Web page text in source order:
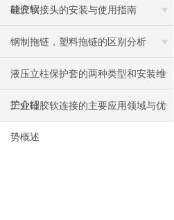
能介绍
硅胶软接头的安装与使用指南
钢制拖链，塑料拖链的区别分析
液压立柱保护套的两种类型和安装维
护介绍
工业硅胶软连接的主要应用领域与优
势概述